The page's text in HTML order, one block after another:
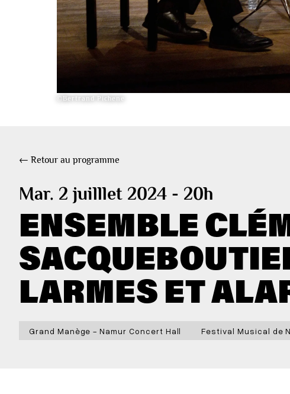
©Bertrand Pichene
← Retour au programme
Mar. 2 juilllet 2024 - 20h
ENSEMBLE
LARMES ET
Grand Manège - Namur Concert Hall Festival Musical de